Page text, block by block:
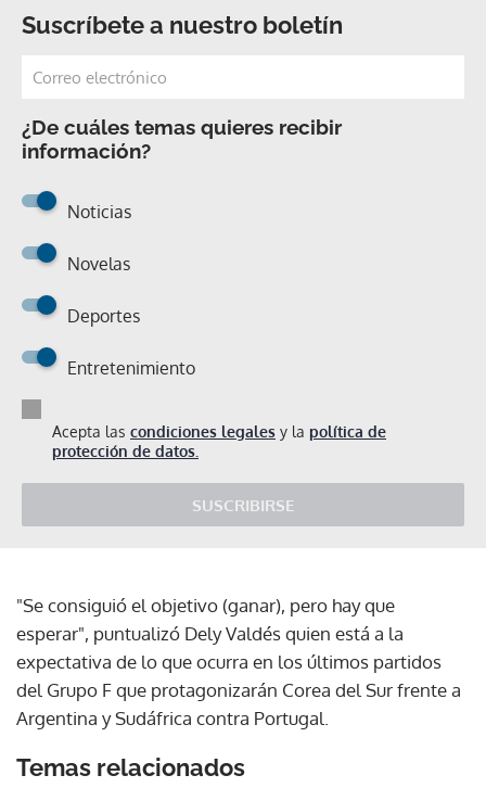
Suscríbete a nuestro boletín
¿De cuáles temas quieres recibir
información?
Noticias
Novelas
Deportes
Entretenimiento
Acepta las condiciones legales y la política de
protección de datos.
SUSCRIBIRSE
"Se consiguió el objetivo (ganar), pero hay que
esperar", puntualizó Dely Valdés quien está a la
expectativa de lo que ocurra en los últimos partidos
del Grupo F que protagonizarán Corea del Sur frente a
Argentina y Sudáfrica contra Portugal.
Temas relacionados